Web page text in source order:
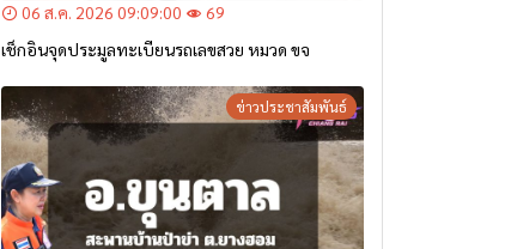
06 ส.ค. 2026 09:09:00
69
เช็กอินจุดประมูลทะเบียนรถเลขสวย หมวด ขจ
ข่าวประชาสัมพันธ์